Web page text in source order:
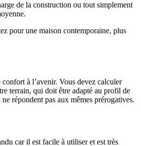
de la construction ou tout simplement
pour une maison contemporaine, plus
à l’avenir. Vous devez calculer
terrain, qui doit être adapté au profil de
répondent pas aux mêmes prérogatives.
car il est facile à utiliser et est très